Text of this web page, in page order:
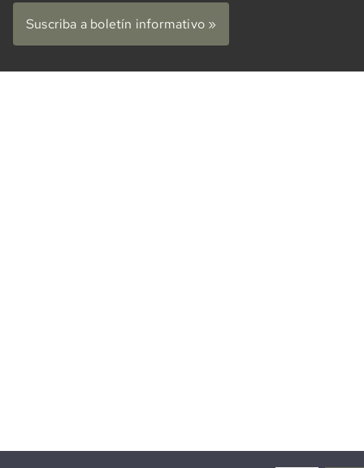
Suscriba a boletín informativo »